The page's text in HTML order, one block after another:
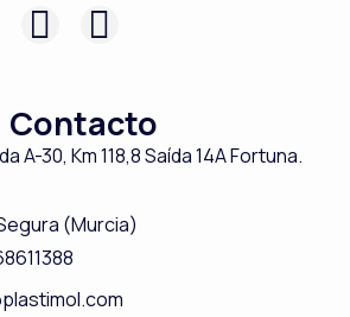
I
t
a
g
r
a
Y
t
u
b
Contacto
A-30, Km 118,8Saída 14A Fortuna.
(Murcia)